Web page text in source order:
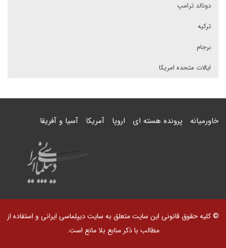
دونالد ترامپ
ترکیه
برجام
ایالات متحده امریکا
خاورمیانه پرونده هسته ای اروپا آمریکا آسیا و آفریقا
© کلیه حقوق قانونی این سایت متعلق به سایت دیپلماسی ایرانی و استفاده از
مطالب با ذکر منابع بلا مانع است.